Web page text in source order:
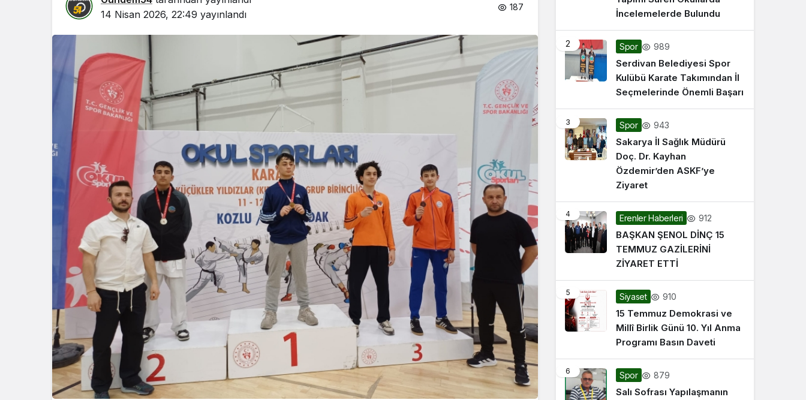
14 Nisan 2026, 22:49 yayınlandı
187
İncelemelerde Bulundu
2 Spor 989
Serdivan Belediyesi Spor
Kulübü Karate Takımından İl
Seçmelerinde Önemli Başarı
3 Spor 943
Sakarya İl Sağlık Müdürü
Doç. Dr. Kayhan
Özdemir’den ASKF’ye
Ziyaret
4 Erenler Haberleri 912
BAŞKAN ŞENOL DİNÇ 15
TEMMUZ GAZİLERİNİ
ZİYARET ETTİ
5 Siyaset 910
15 Temmuz Demokrasi ve
Millî Birlik Günü 10. Yıl Anma
Programı Basın Daveti
6 Spor 879
Salı Sofrası Yapılaşmanın